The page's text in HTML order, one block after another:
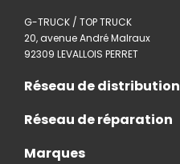
G-TRUCK / TOP TRUCK
20, avenue André Malraux
92309 LEVALLOIS PERRET
Réseau de distribution
Réseau de réparation
Marques